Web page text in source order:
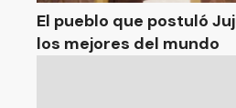
El pueblo que postuló
los mejores del mundo